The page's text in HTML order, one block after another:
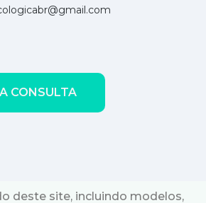
CONSULTA
deste site, incluindo modelos,